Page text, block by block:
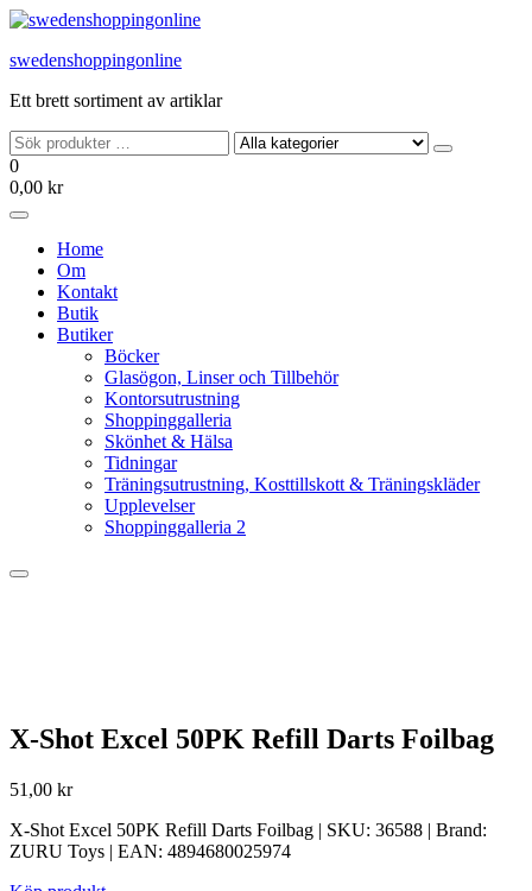
Hoppa
innehållet
swedenshoppingonline
Ett brett sortiment av artiklar
0
0,00 kr
Home
Om
Kontakt
Butik
Butiker
Böcker
Glasögon, Linser och Tillbehör
Kontorsutrustning
Shoppinggalleria
Skönhet & Hälsa
Tidningar
Träningsutrustning, Kosttillskott & Träningskläder
Upplevelser
Shoppinggalleria 2
X-Shot Excel 50PK Refill Darts Foilbag
51,00 kr
X-Shot Excel 50PK Refill Darts Foilbag | SKU: 36588 | Brand:
ZURU Toys | EAN: 4894680025974